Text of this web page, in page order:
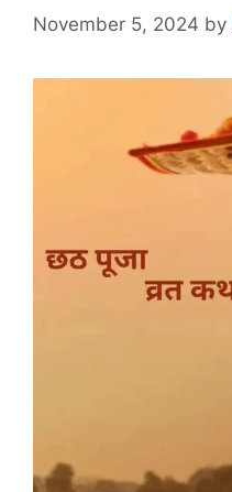
November 5, 2024 by